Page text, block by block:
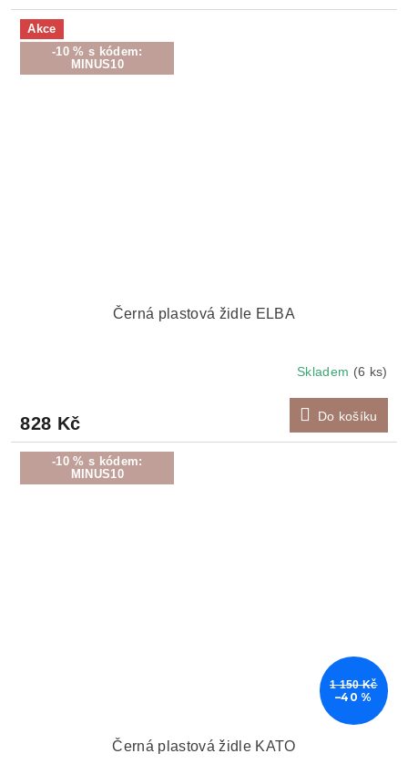
Akce
-10 % s kódem:
MINUS10
Černá plastová židle ELBA
Skladem (6 ks)
828 Kč Do košíku
-10 % s kódem:
MINUS10
1 150 Kč
–40 %
Černá plastová židle KATO